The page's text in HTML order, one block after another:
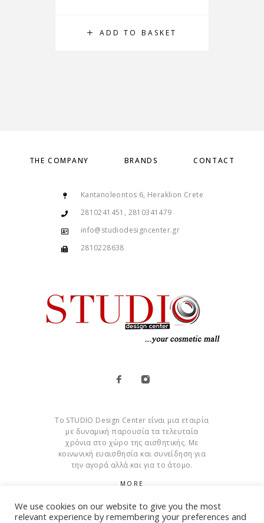
ADD TO BASKET
THE COMPANY BRANDS CONTACT
Kantanoleontos 6, Heraklion Crete
2810241451, 2810341479
info@studiodesigncenter.gr
2810228638
Το STUDIO Design Center είναι μια εταιρία
με δυναμική παρουσία τα τελευταία
χρόνια στο χώρο της αισθητικής. Με
κοινωνική ευαισθησία και συνείδηση για
την αγορά αλλά και για το άτομο.
MORE
Cookies
We use cookies on our website to give you the most
relevant experience by remembering your preferences and